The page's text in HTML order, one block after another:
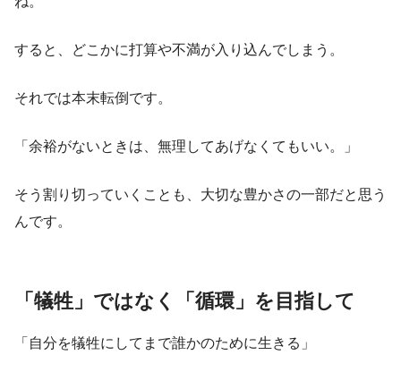
すると、どこかに打算や不満が入り込んでしまう。
それでは本末転倒です。
「余裕がないときは、無理してあげなくてもいい。」
そう割り切っていくことも、大切な豊かさの一部だと思う
んです。
「犠牲」ではなく「循環」を目指して
「自分を犠牲にしてまで誰かのために生きる」